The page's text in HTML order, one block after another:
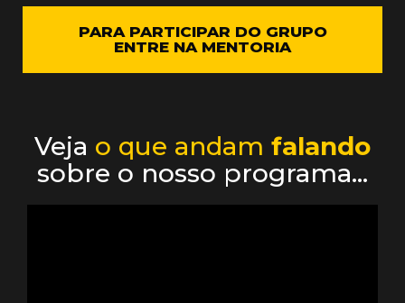
PARA PARTICIPAR DO GRUPO
ENTRE NA MENTORIA
Veja o que andam falando
sobre o nosso programa…